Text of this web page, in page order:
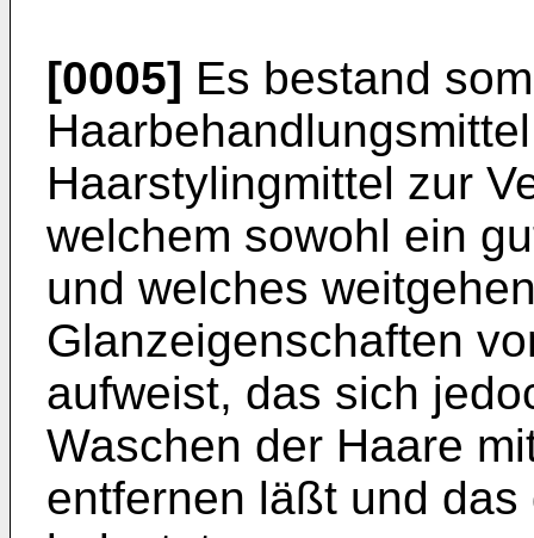
[0005] Es bestand
Haarstylingmittel zur
welchem sowohl ein
und welches
Glanzeigenschaften
aufweist, das sich
Waschen der Haare
entfernen läßt und